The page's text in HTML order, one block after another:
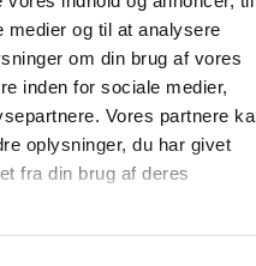
og til at analysere
om din brug af vores
inden for sociale medier,
Vores partnere
oplysninger, du har givet
fra din brug af deres